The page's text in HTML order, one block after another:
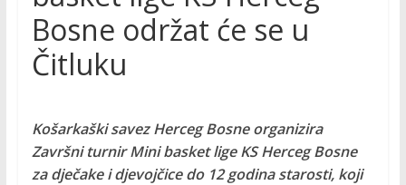
Bosne održat će se u
Čitluku
Košarkaški savez Herceg Bosne organizira
Završni turnir Mini basket lige KS Herceg Bosne
za dječake i djevojčice do 12 godina starosti, koji